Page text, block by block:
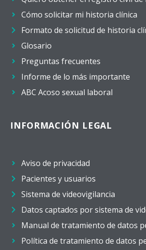
Cómo solicitar mi historia clínica
Formato de solicitud de historia
Glosario
Preguntas frecuentes
Informe de lo más importante
ABC Acoso sexual laboral
INFORMACIÓN LEGAL
Aviso de privacidad
Pacientes y usuarios
Sistema de videovigilancia
Datos captados por sistema de
Manual de tratamiento de datos
Política de tratamiento de datos